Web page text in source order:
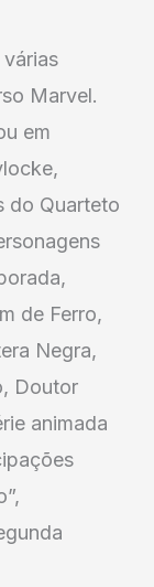
Marvel.
em
do Quarteto
de Ferro,
Negra,
Doutor
animada